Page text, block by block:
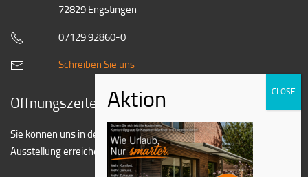
72829 Engstingen
07129 92860-0
Schreiben Sie uns
Öffnungszeiten
Sie können uns in der Regel zu folgenden Zeiten in unserer
Ausstellung erreichen: